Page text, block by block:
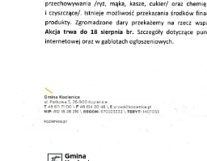
funkcjonalności.
Promocyjne pliki cookies służą do
komunikatów na podstawie analizy
firm będących naszymi partnerami
Firmy te działają w charakterze
treści w postaci wiadomości, ofert,
Więcej